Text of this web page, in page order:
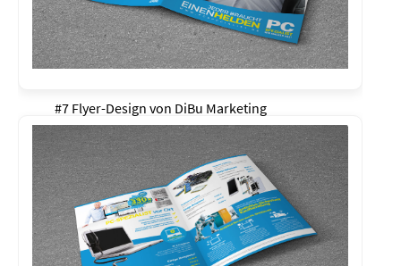
#7 Flyer-Design von DiBu Marketing